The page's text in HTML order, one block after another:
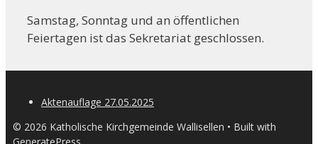
Samstag, Sonntag und an öffentlichen
Feiertagen ist das Sekretariat geschlossen.
Aktenauflage 27.05.2025
© 2026 Katholische Kirchgemeinde Wallisellen • Built with